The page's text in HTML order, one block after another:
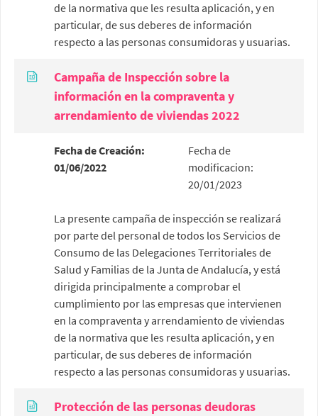
de la normativa que les resulta aplicación, y en
particular, de sus deberes de información
respecto a las personas consumidoras y usuarias.
Campaña de Inspección sobre la
información en la compraventa y
arrendamiento de viviendas 2022
Fecha de Creación:
01/06/2022
Fecha de
modificacion:
20/01/2023
La presente campaña de inspección se realizará
por parte del personal de todos los Servicios de
Consumo de las Delegaciones Territoriales de
Salud y Familias de la Junta de Andalucía, y está
dirigida principalmente a comprobar el
cumplimiento por las empresas que intervienen
en la compraventa y arrendamiento de viviendas
de la normativa que les resulta aplicación, y en
particular, de sus deberes de información
respecto a las personas consumidoras y usuarias.
Protección de las personas deudoras